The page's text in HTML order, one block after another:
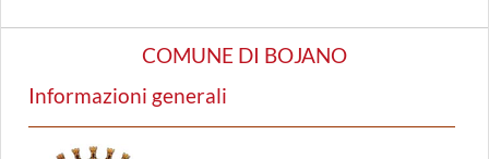
COMUNE DI BOJANO
Informazioni generali